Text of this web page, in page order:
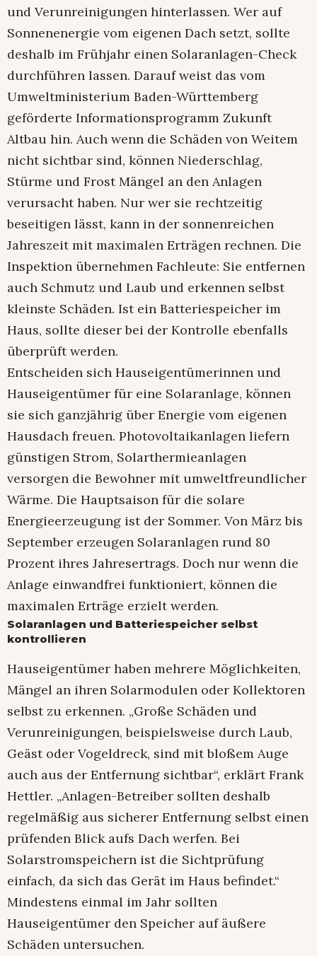
und Verunreinigungen hinterlassen. Wer auf
Sonnenenergie vom eigenen Dach setzt, sollte
deshalb im Frühjahr einen Solaranlagen-Check
durchführen lassen. Darauf weist das vom
Umweltministerium Baden-Württemberg
geförderte Informationsprogramm Zukunft
Altbau hin. Auch wenn die Schäden von Weitem
nicht sichtbar sind, können Niederschlag,
Stürme und Frost Mängel an den Anlagen
verursacht haben. Nur wer sie rechtzeitig
beseitigen lässt, kann in der sonnenreichen
Jahreszeit mit maximalen Erträgen rechnen. Die
Inspektion übernehmen Fachleute: Sie entfernen
auch Schmutz und Laub und erkennen selbst
kleinste Schäden. Ist ein Batteriespeicher im
Haus, sollte dieser bei der Kontrolle ebenfalls
überprüft werden.
Entscheiden sich Hauseigentümerinnen und
Hauseigentümer für eine Solaranlage, können
sie sich ganzjährig über Energie vom eigenen
Hausdach freuen. Photovoltaikanlagen liefern
günstigen Strom, Solarthermieanlagen
versorgen die Bewohner mit umweltfreundlicher
Wärme. Die Hauptsaison für die solare
Energieerzeugung ist der Sommer. Von März bis
September erzeugen Solaranlagen rund 80
Prozent ihres Jahresertrags. Doch nur wenn die
Anlage einwandfrei funktioniert, können die
maximalen Erträge erzielt werden.
Solaranlagen und Batteriespeicher selbst
kontrollieren
Hauseigentümer haben mehrere Möglichkeiten,
Mängel an ihren Solarmodulen oder Kollektoren
selbst zu erkennen. „Große Schäden und
Verunreinigungen, beispielsweise durch Laub,
Geäst oder Vogeldreck, sind mit bloßem Auge
auch aus der Entfernung sichtbar“, erklärt Frank
Hettler. „Anlagen-Betreiber sollten deshalb
regelmäßig aus sicherer Entfernung selbst einen
prüfenden Blick aufs Dach werfen. Bei
Solarstromspeichern ist die Sichtprüfung
einfach, da sich das Gerät im Haus befindet.“
Mindestens einmal im Jahr sollten
Hauseigentümer den Speicher auf äußere
Schäden untersuchen.